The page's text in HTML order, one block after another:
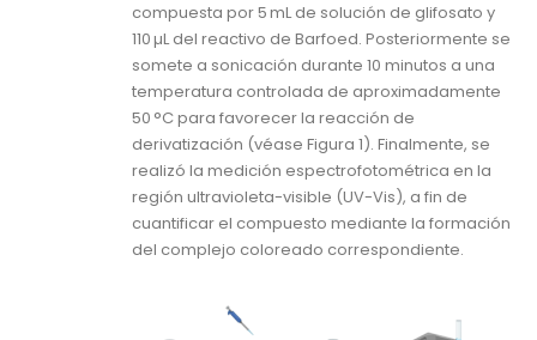
compuesta por 5 mL de solución de glifosato y
110 µL del reactivo de Barfoed. Posteriormente se
somete a sonicación durante 10 minutos a una
temperatura controlada de aproximadamente
50 °C para favorecer la reacción de
derivatización (véase Figura 1). Finalmente, se
realizó la medición espectrofotométrica en la
región ultravioleta-visible (UV-Vis), a fin de
cuantificar el compuesto mediante la formación
del complejo coloreado correspondiente.